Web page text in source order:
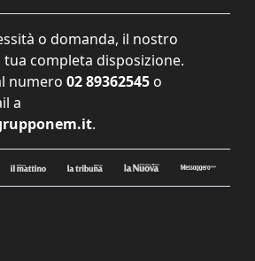
o domanda, il nostro
completa disposizione.
numero 02 89362545 o
a
.